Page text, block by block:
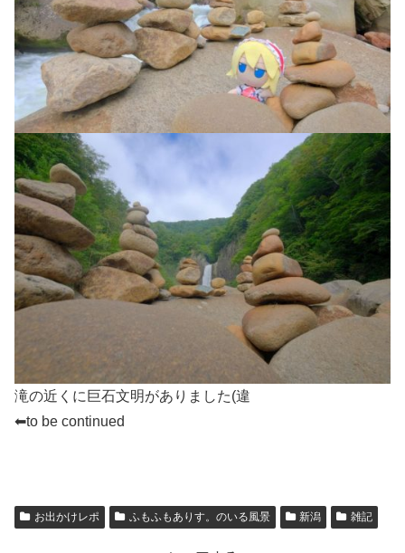
滝の近くに巨石文明がありました(違
⬅to be continued
お出かけレポ ふもふもありす。のいる風景 新潟 雑記